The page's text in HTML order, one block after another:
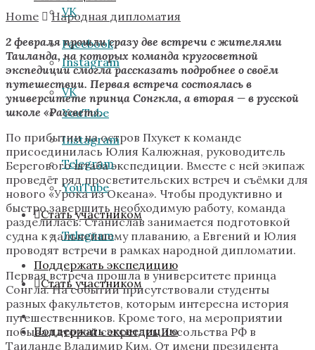
VK
Instagram
YouTube
Telegram
Стать участником
Поддержать экспедицию
Facebook
VK
Instagram
YouTube
Telegram
Стать участником
Поддержать экспедицию
Home
Народная дипломатия
2 февраля прошли сразу две встречи с жителями
Таиланда, на которых команда кругосветной
экспедиции смогла рассказать подробнее о своём
путешествии. Первая встреча состоялась в
университете принца Сонгкла, а вторая — в русской
школе «Рассвет».
По прибытии на остров Пхукет к команде
присоединилась Юлия Калюжная, руководитель
Берегового штаба экспедиции. Вместе с ней экипаж
проведёт ряд просветительских встреч и съёмки для
нового «Урока из Океана». Чтобы продуктивно и
быстро завершить необходимую работу, команда
разделилась: Станислав занимается подготовкой
судна к дальнейшему плаванию, а Евгений и Юлия
проводят встречи в рамках народной дипломатии.
Первая встреча прошла в университете принца
Сонгла. На событии присутствовали студенты
разных факультетов, которым интересна история
путешественников. Кроме того, на мероприятии
побывал второй секретарь Посольства РФ в
Таиланде Владимир Ким. От имени президента